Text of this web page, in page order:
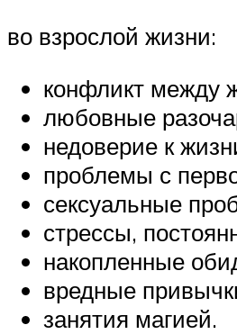
во взрослой жизни:
конфликт между
любовные
недоверие к
проблемы с
сексуальные
стрессы,
накопленные
вредные
занятия магией.